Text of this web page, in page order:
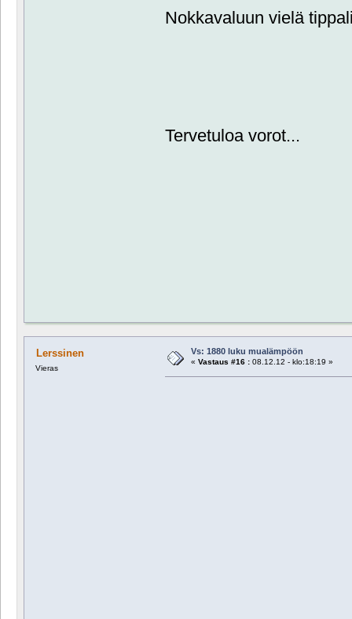
Nokkavaluun vielä
Tervetuloa vorot...
Lerssinen
Vieras
Vs: 1880 luku mualämpöön
« Vastaus #16 :08.12.12 - klo:18:19 »